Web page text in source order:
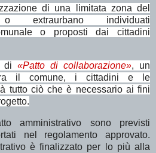
di una limitata zona del
extraurbano individuati
o proposti dai cittadini
di «Patto di collaborazione», un
tra il comune, i cittadini e le
tutto ciò che è necessario ai fini
amministrativo sono previsti
nel regolamento approvato.
è finalizzato per lo più alla